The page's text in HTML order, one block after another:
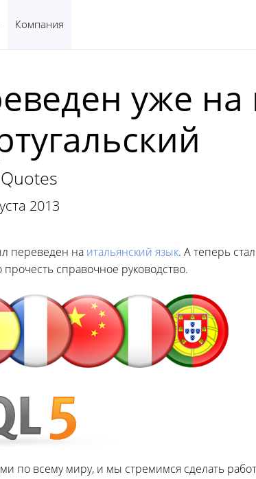
Компания
уже
2013
переведен на итальянский язык. А теперь
справочное руководство.
по всему миру, и мы стремимся сделать